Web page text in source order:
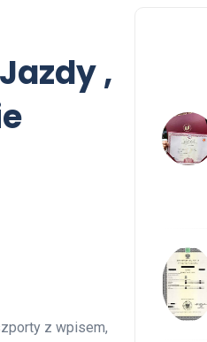
,
z wpisem,